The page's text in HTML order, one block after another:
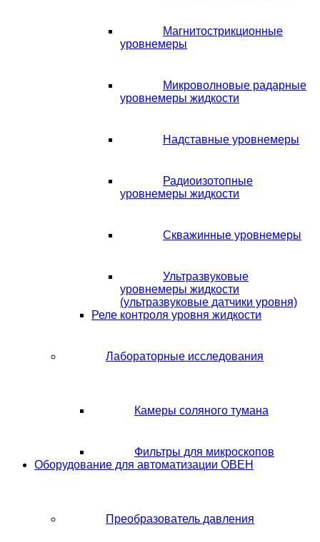
Магнитострикционные
уровнемеры
Микроволновые радарные
уровнемеры жидкости
Надставные уровнемеры
Радиоизотопные
уровнемеры жидкости
Скважинные уровнемеры
Ультразвуковые
уровнемеры жидкости
(ультразвуковые датчики уровня)
Реле контроля уровня жидкости
Лабораторные исследования
Камеры соляного тумана
Фильтры для микроскопов
Оборудование для автоматизации ОВЕН
Преобразователь давления